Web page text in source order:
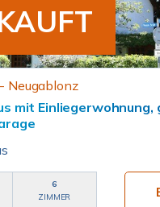
Neugablonz
mit Einliegerwohnung,
6
ZIMMER